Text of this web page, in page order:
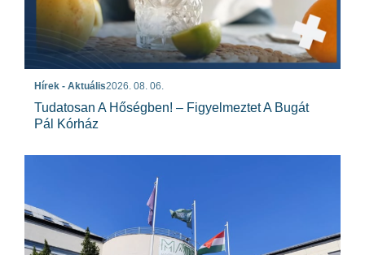
Hírek - Aktuális2026. 08. 06.
Tudatosan A Hőségben! – Figyelmeztet A Bugát
Pál Kórház